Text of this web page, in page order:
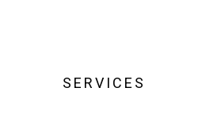
SERVICES